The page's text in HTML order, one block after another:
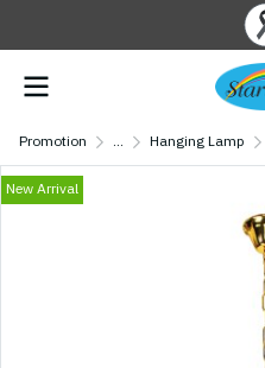
Promotion ... Hanging Lamp
New Arrival